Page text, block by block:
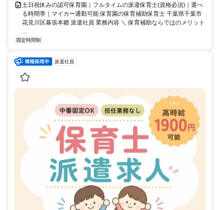
土日祝休みの認可保育園｜フルタイムの派遣保育士(資格必須)｜選べ
る時間帯｜マイカー通勤可能 保育園の保育補助保育士 千葉県千葉市
花見川区幕張本郷 派遣社員 業務内容 ＼ 保育補助ならではのメリット
固定時間制
派遣社員